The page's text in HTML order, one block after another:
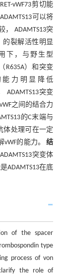
vWF73剪切能
可以将
， ADAMTS13突
的裂解活性明显
下，与野生型
R635A）和突变
能力明显降低
ADAMTS13突变
之间的结合力
的C末端与
体处理可在一定
vWF的能力。结
突变体
ADAMTS13在底
of the spacer
type
process of von
the role of